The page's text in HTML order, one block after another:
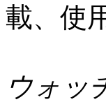
載、使
ウォッ